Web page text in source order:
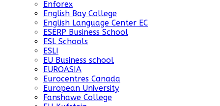
Enforex
English Bay College
English Language Center EC
ESERP Business School
ESL Schools
ESLI
EU Business school
EUROASIA
Eurocentres Canada
European University
Fanshawe College